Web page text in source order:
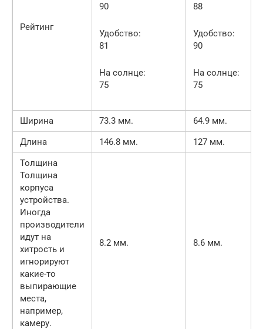
Рейтинг
90
Удобство:
81
На солнце:
75
88
Удобство:
90
На солнце:
75
Ширина 73.3 мм.
64.9 мм.
Длина
146.8 мм.
127 мм.
Толщина
Толщина
корпуса
устройства.
Иногда
производители
идут на
хитрость и
игнорируют
какие-то
выпирающие
места,
например,
камеру.
8.2 мм. 8.6 мм.